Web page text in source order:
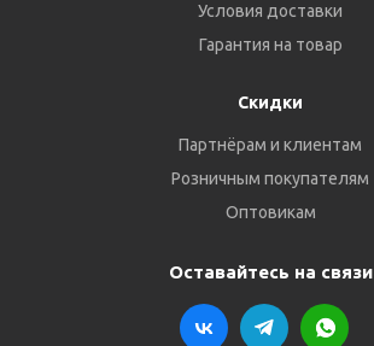
Условия доставки
Гарантия на товар
Скидки
Партнёрам и клиентам
Розничным покупателям
Оптовикам
Оставайтесь на связи